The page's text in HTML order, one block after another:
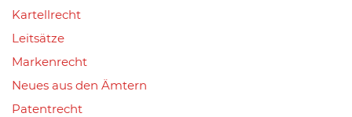
Kartellrecht
Leitsätze
Markenrecht
Neues aus den Ämtern
Patentrecht